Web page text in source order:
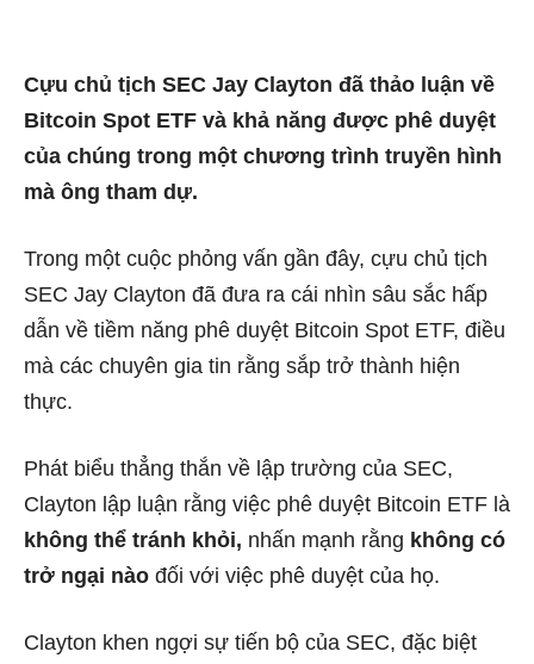
Cựu chủ tịch SEC Jay Clayton đã thảo luận về
Bitcoin Spot ETF và khả năng được phê duyệt
của chúng trong một chương trình truyền hình
mà ông tham dự.
Trong một cuộc phỏng vấn gần đây, cựu chủ tịch
SEC Jay Clayton đã đưa ra cái nhìn sâu sắc hấp
dẫn về tiềm năng phê duyệt Bitcoin Spot ETF, điều
mà các chuyên gia tin rằng sắp trở thành hiện
thực.
Phát biểu thẳng thắn về lập trường của SEC,
Clayton lập luận rằng việc phê duyệt Bitcoin ETF là
không thể tránh khỏi, nhấn mạnh rằng không có
trở ngại nào đối với việc phê duyệt của họ.
Clayton khen ngợi sự tiến bộ của SEC, đặc biệt